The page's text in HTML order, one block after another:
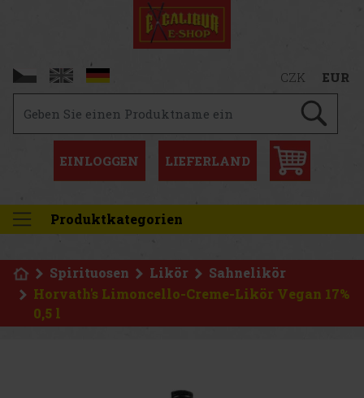
CZK EUR
EINLOGGEN LIEFERLAND
Produktkategorien
Spirituosen Likör
Sahnelikör
Horvath's Limoncello-Creme-Likör Vegan 17%
0,5 l